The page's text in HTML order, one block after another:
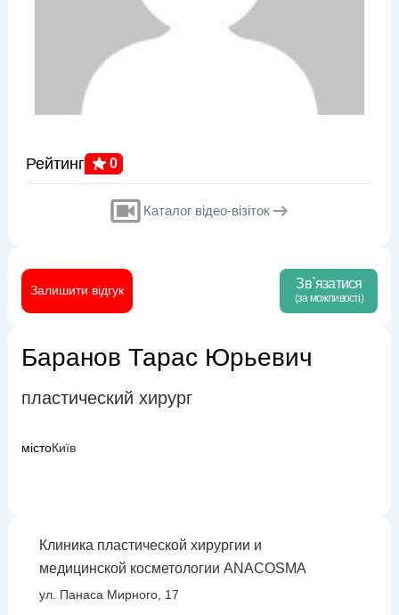
Рейтинг 0
Каталог відео-візіток
Залишити відгук Зв`язатися
(за можливості)
Баранов Тарас Юрьевич
пластический хирург
містоКиїв
Клиника пластической хирургии и
медицинской косметологии ANACOSMA
ул. Панаса Мирного, 17